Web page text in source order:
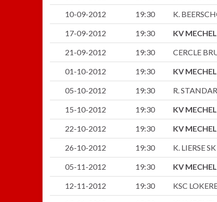
10-09-2012 19:30 K.
17-09-2012 19:30 KV
21-09-2012 19:30 CERCLE
01-10-2012 19:30 KV
05-10-2012 19:30 R.
15-10-2012 19:30 KV
22-10-2012 19:30 KV
26-10-2012 19:30 K. LIERSE SK
05-11-2012 19:30 KV
12-11-2012 19:30 KSC